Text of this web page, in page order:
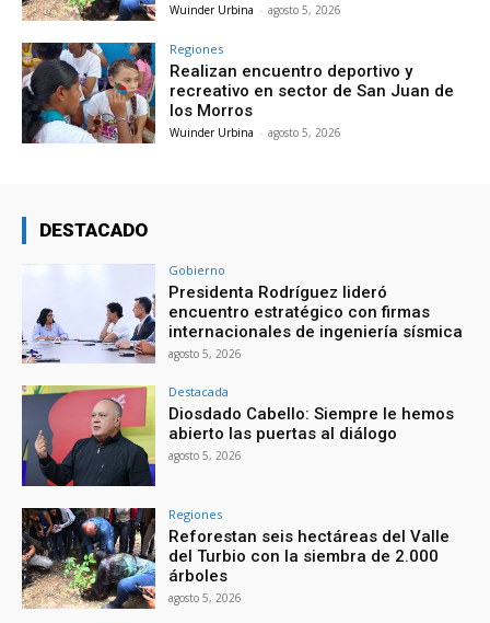
Wuinder Urbina - agosto 5, 2026
Regiones
Realizan encuentro deportivo y
recreativo en sector de San Juan de
los Morros
Wuinder Urbina - agosto 5, 2026
DESTACADO
Gobierno
Presidenta Rodríguez lideró
encuentro estratégico con firmas
internacionales de ingeniería sísmica
agosto 5, 2026
Destacada
Diosdado Cabello: Siempre le hemos
abierto las puertas al diálogo
agosto 5, 2026
Regiones
Reforestan seis hectáreas del Valle
del Turbio con la siembra de 2.000
árboles
agosto 5, 2026